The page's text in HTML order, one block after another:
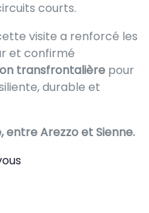
courts.
visite a renforcé les
et confirmé
transfrontalière pour
durable et
entre Arezzo et Sienne.